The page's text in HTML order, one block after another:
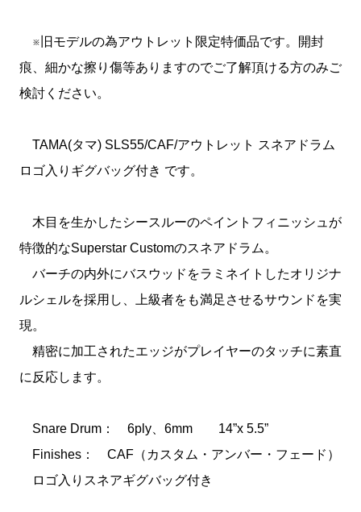
※旧モデルの為アウトレット限定特価品です。開封
痕、細かな擦り傷等ありますのでご了解頂ける方のみご
検討ください。
TAMA(タマ) SLS55/CAF/アウトレット スネアドラム
ロゴ入りギグバッグ付き です。
木目を生かしたシースルーのペイントフィニッシュが
特徴的なSuperstar Customのスネアドラム。
バーチの内外にバスウッドをラミネイトしたオリジナ
ルシェルを採用し、上級者をも満足させるサウンドを実
現。
精密に加工されたエッジがプレイヤーのタッチに素直
に反応します。
Snare Drum： 6ply、6mm 14”x 5.5”
Finishes： CAF（カスタム・アンバー・フェード）
ロゴ入りスネアギグバッグ付き